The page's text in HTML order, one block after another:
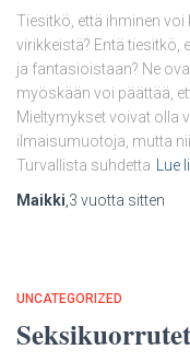
Tiesitkö, että ihminen
virikkeistä? Entä tiesitkö,
ja fantasioistaan? Ne
myöskään voi päättää,
Mieltymykset voivat olla
ilmaisumuotoja, mutta
Turvallista suhdetta
Lue
Maikki 3 vuotta sitten
UNCATEGORIZED